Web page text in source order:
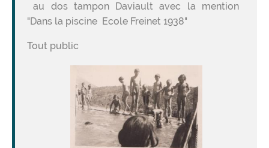
au dos tampon Daviault avec la mention
"Dans la piscine Ecole Freinet 1938"
Tout public